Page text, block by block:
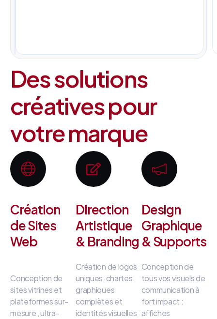
Des solutions
créatives pour
votre marque
Création
de Sites
Web
Conception de
sites vitrines et
plateformes sur-
mesure , ultra-
Direction
Artistique
& Branding
Création de logos
uniques, chartes
graphiques
complètes et
identités visuelles
Design
Graphique
& Supports
Conception de
tous vos visuels de
communication à
fort impact :
affiches